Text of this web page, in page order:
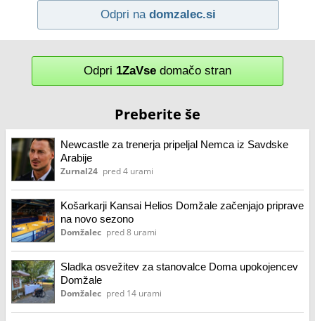
Odpri na domzalec.si
Odpri 1ZaVse domačo stran
Preberite še
Newcastle za trenerja pripeljal Nemca iz Savdske
Arabije
Zurnal24 pred 4 urami
Košarkarji Kansai Helios Domžale začenjajo priprave
na novo sezono
Domžalec pred 8 urami
Sladka osvežitev za stanovalce Doma upokojencev
Domžale
Domžalec pred 14 urami